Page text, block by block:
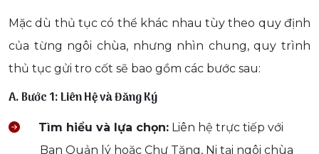
Mặc dù thủ tục có thể khác nhau tùy theo quy định
của từng ngôi chùa, nhưng nhìn chung, quy trình
thủ tục gửi tro cốt sẽ bao gồm các bước sau:
A. Bước 1: Liên Hệ và Đăng Ký
Tìm hiểu và lựa chọn: Liên hệ trực tiếp với
Ban Quản lý hoặc Chư Tăng, Ni tại ngôi chùa